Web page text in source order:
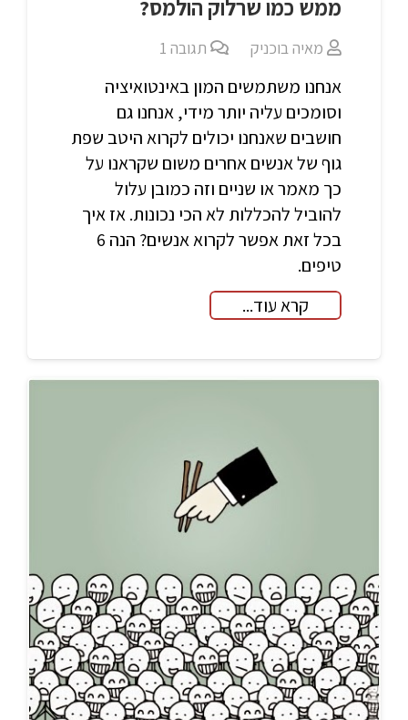
ממש כמו שרלוק הולמס?
מאיה בוכניק תגובה1
אנחנו משתמשים המון באינטואיציה
וסומכים עליה יותר מידי, אנחנו גם
חושבים שאנחנו יכולים לקרוא היטב שפת
גוף של אנשים אחרים משום שקראנו על
כך מאמר או שניים וזה כמובן עלול
להוביל להכללות לא הכי נכונות. אז איך
בכל זאת אפשר לקרוא אנשים? הנה 6
טיפים.
קרא עוד...